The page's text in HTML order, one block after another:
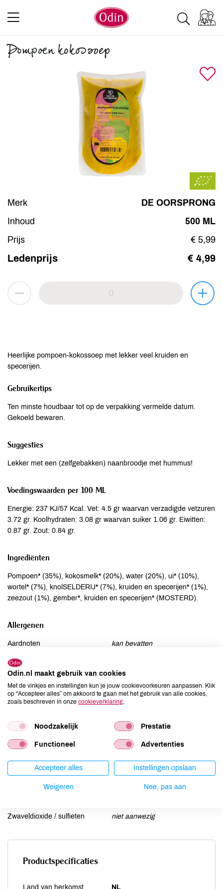
Pompoen kokossoep
Merk
DE OORSPRONG
Inhoud
500 ML
Prijs
€ 5,99
Ledenprijs € 4,99
Heerlijke pompoen-kokossoep met lekker veel kruiden en
specerijen.
Gebruikertips
Ten minste houdbaar tot op de verpakking vermelde datum.
Gekoeld bewaren.
Suggesties
Lekker met een (zelfgebakken) naanbroodje met hummus!
Voedingswaarden per 100 ML
Energie: 237 KJ/57 Kcal. Vet: 4.5 gr waarvan verzadigde vetzuren
3.72 gr. Koolhydraten: 3.08 gr waarvan suiker 1.06 gr. Eiwitten:
0.87 gr. Zout: 0.84 gr.
Ingrediënten
Pompoen* (35%), kokosmelk* (20%), water (20%), ui* (10%),
wortel* (7%), knolSELDERIJ* (7%), kruiden en specerijen* (1%),
zeezout (1%), gember*, kruiden en specerijen* (MOSTERD).
Allergenen
Aardnoten
kan bevatten
Ei
Gluten
kan bevatten
Lactose
kan bevatten
Lupine
kan bevatten
Noten
kan bevatten
Schaaldieren
niet aanwezig
Selderij
aanwezig
Sesam
kan bevatten
Soja
kan bevatten
kan bevatten
Zwaveldioxide / sulfieten
niet aanwezig
Productspecificaties
Land van herkomst NL
Odin.nl maakt gebruik van cookies
Met de vinkjes en instellingen kun je jouw cookievoorkeuren aanpassen. Klik
op “Accepteer alles” om akkoord te gaan met het gebruik van alle cookies,
zoals beschreven in onze cookieverklaring.
Noodzakelijk Prestatie
Functioneel Advertenties
Accepteer alles Instellingen opslaan
Weigeren Nee, pas aan